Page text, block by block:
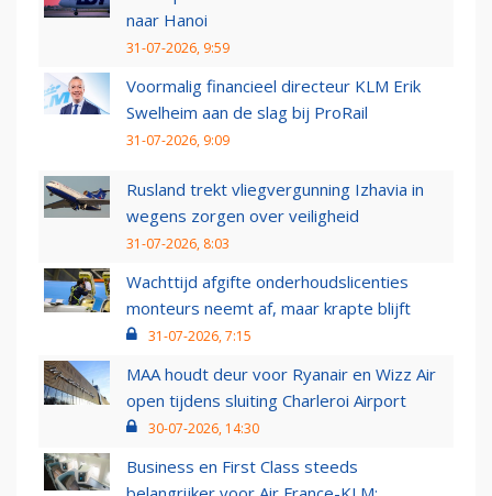
naar Hanoi
31-07-2026, 9:59
Voormalig financieel directeur KLM Erik
Swelheim aan de slag bij ProRail
31-07-2026, 9:09
Rusland trekt vliegvergunning Izhavia in
wegens zorgen over veiligheid
31-07-2026, 8:03
Wachttijd afgifte onderhoudslicenties
monteurs neemt af, maar krapte blijft
31-07-2026, 7:15
MAA houdt deur voor Ryanair en Wizz Air
open tijdens sluiting Charleroi Airport
30-07-2026, 14:30
Business en First Class steeds